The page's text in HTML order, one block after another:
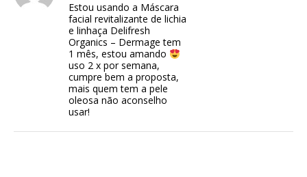
Estou usando a Máscara
facial revitalizante de lichia
e linhaça Delifresh
Organics – Dermage tem
1 mês, estou amando
uso 2 x por semana,
cumpre bem a proposta,
mais quem tem a pele
oleosa não aconselho
usar!